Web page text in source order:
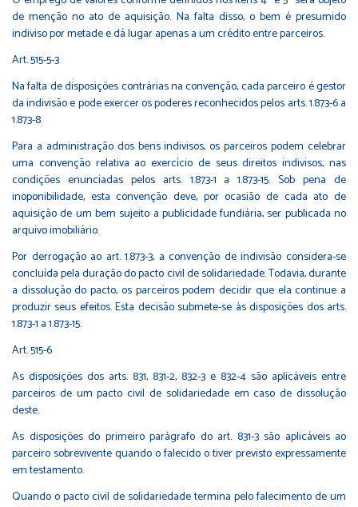
de menção no ato de aquisição. Na falta disso, o bem é presumido
indiviso por metade e dá lugar apenas a um crédito entre parceiros.
Art. 515-5-3
Na falta de disposições contrárias na convenção, cada parceiro é gestor
da indivisão e pode exercer os poderes reconhecidos pelos arts. 1.873-6 a
1.873-8.
Para a administração dos bens indivisos, os parceiros podem celebrar
uma convenção relativa ao exercício de seus direitos indivisos, nas
condições enunciadas pelos arts. 1.873-1 a 1.873-15. Sob pena de
inoponibilidade, esta convenção deve, por ocasião de cada ato de
aquisição de um bem sujeito a publicidade fundiária, ser publicada no
arquivo imobiliário.
Por derrogação ao art. 1.873-3, a convenção de indivisão considera-se
concluída pela duração do pacto civil de solidariedade. Todavia, durante
a dissolução do pacto, os parceiros podem decidir que ela continue a
produzir seus efeitos. Esta decisão submete-se às disposições dos arts.
1.873-1 a 1.873-15.
Art. 515-6
As disposições dos arts. 831, 831-2, 832-3 e 832-4 são aplicáveis entre
parceiros de um pacto civil de solidariedade em caso de dissolução
deste.
As disposições do primeiro parágrafo do art. 831-3 são aplicáveis ao
parceiro sobrevivente quando o falecido o tiver previsto expressamente
em testamento.
Quando o pacto civil de solidariedade termina pelo falecimento de um